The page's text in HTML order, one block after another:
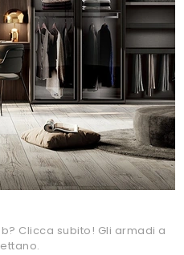
Clicca subito! Gli armadi a